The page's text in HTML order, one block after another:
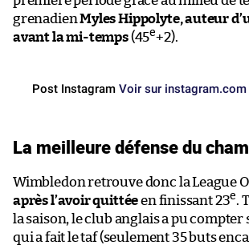
grenadienMyles Hippolyte, auteur
avant la mi-temps(45e+2).
Post Instagram Voir sur instagram.com
La meilleure défense du
Wimbledon retrouve donc la League
après l’avoir quittéeen finissant 23e.
la saison, le club anglais a pu compter
qui a fait le taf (seulement 35 buts